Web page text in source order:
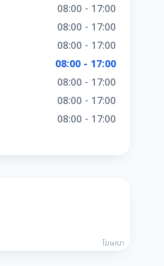
08:00 - 17:00
08:00 - 17:00
08:00 - 17:00
08:00 - 17:00
08:00 - 17:00
08:00 - 17:00
08:00 - 17:00
โฆษณา